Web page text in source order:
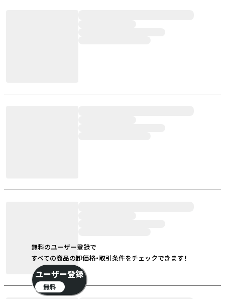
無料のユーザー登録で
すべての商品の卸価格・取引条件をチェックできます！
ユーザー登録
無料